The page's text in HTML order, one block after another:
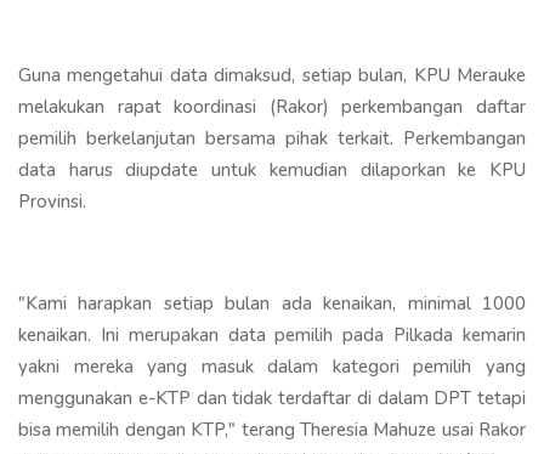
Guna mengetahui data dimaksud, setiap bulan, KPU Merauke
melakukan rapat koordinasi (Rakor) perkembangan daftar
pemilih berkelanjutan bersama pihak terkait. Perkembangan
data harus diupdate untuk kemudian dilaporkan ke KPU
Provinsi.
"Kami harapkan setiap bulan ada kenaikan, minimal 1000
kenaikan. Ini merupakan data pemilih pada Pilkada kemarin
yakni mereka yang masuk dalam kategori pemilih yang
menggunakan e-KTP dan tidak terdaftar di dalam DPT tetapi
bisa memilih dengan KTP," terang Theresia Mahuze usai Rakor